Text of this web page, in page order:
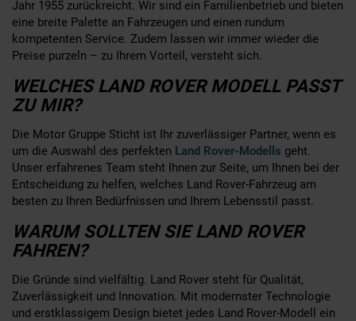
Jahr 1955 zurückreicht. Wir sind ein Familienbetrieb und bieten
eine breite Palette an Fahrzeugen und einen rundum
kompetenten Service. Zudem lassen wir immer wieder die
Preise purzeln – zu Ihrem Vorteil, versteht sich.
WELCHES LAND ROVER MODELL PASST
ZU MIR?
Die Motor Gruppe Sticht ist Ihr zuverlässiger Partner, wenn es
um die Auswahl des perfekten Land Rover-Modells geht.
Unser erfahrenes Team steht Ihnen zur Seite, um Ihnen bei der
Entscheidung zu helfen, welches Land Rover-Fahrzeug am
besten zu Ihren Bedürfnissen und Ihrem Lebensstil passt.
WARUM SOLLTEN SIE LAND ROVER
FAHREN?
Die Gründe sind vielfältig. Land Rover steht für Qualität,
Zuverlässigkeit und Innovation. Mit modernster Technologie
und erstklassigem Design bietet jedes Land Rover-Modell ein